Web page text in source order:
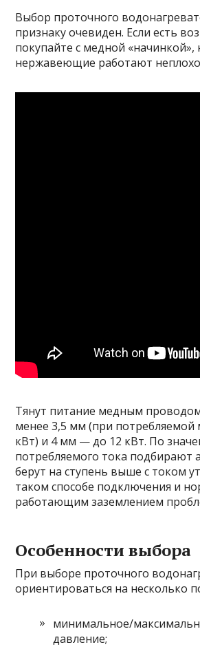
Выбор проточного
признаку очевиден. Если есть
покупайте с медной «начинкой»,
нержавеющие работают
Тянут питание медным
менее 3,5 мм (при
кВт) и 4 мм — до 12 кВт. По
потребляемого тока подбирают
берут на ступень выше с током
таком способе подключения и
работающим заземлением
Особенности выбора
При выборе проточного
ориентироваться на несколько
минимальное/
давление;